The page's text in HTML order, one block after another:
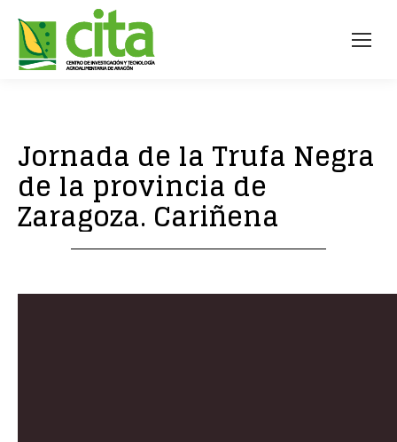
Jornada de la Trufa Negra
de la provincia de
Zaragoza. Cariñena